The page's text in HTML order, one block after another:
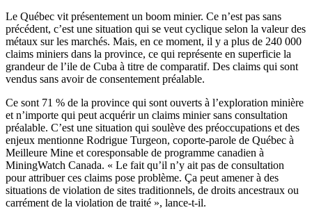
Le Québec vit présentement un boom minier. Ce n’est pas sans
précédent, c’est une situation qui se veut cyclique selon la valeur des
métaux sur les marchés. Mais, en ce moment, il y a plus de 240 000
claims miniers dans la province, ce qui représente en superficie la
grandeur de l’ile de Cuba à titre de comparatif. Des claims qui sont
vendus sans avoir de consentement préalable.
Ce sont 71 % de la province qui sont ouverts à l’exploration minière
et n’importe qui peut acquérir un claims minier sans consultation
préalable. C’est une situation qui soulève des préoccupations et des
enjeux mentionne Rodrigue Turgeon, coporte-parole de Québec à
Meilleure Mine et coresponsable de programme canadien à
MiningWatch Canada. « Le fait qu’il n’y ait pas de consultation
pour attribuer ces claims pose problème. Ça peut amener à des
situations de violation de sites traditionnels, de droits ancestraux ou
carrément de la violation de traité », lance-t-il.